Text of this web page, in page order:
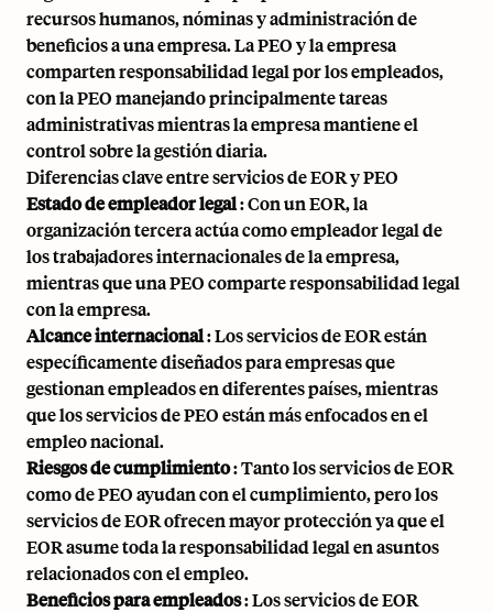
recursos humanos, nóminas y administración de
beneficios a una empresa. La PEO y la empresa
comparten responsabilidad legal por los empleados,
con la PEO manejando principalmente tareas
administrativas mientras la empresa mantiene el
control sobre la gestión diaria.
Diferencias clave entre servicios de EOR y PEO
Estado de empleador legal: Con un EOR, la
organización tercera actúa como empleador legal de
los trabajadores internacionales de la empresa,
mientras que una PEO comparte responsabilidad legal
con la empresa.
Alcance internacional: Los servicios de EOR están
específicamente diseñados para empresas que
gestionan empleados en diferentes países, mientras
que los servicios de PEO están más enfocados en el
empleo nacional.
Riesgos de cumplimiento: Tanto los servicios de EOR
como de PEO ayudan con el cumplimiento, pero los
servicios de EOR ofrecen mayor protección ya que el
EOR asume toda la responsabilidad legal en asuntos
relacionados con el empleo.
Beneficios para empleados: Los servicios de EOR